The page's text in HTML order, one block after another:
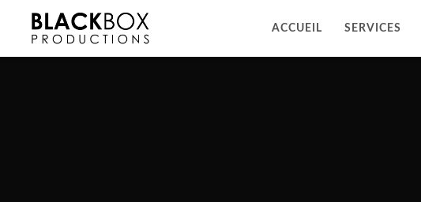
ACCUEIL SERVICES